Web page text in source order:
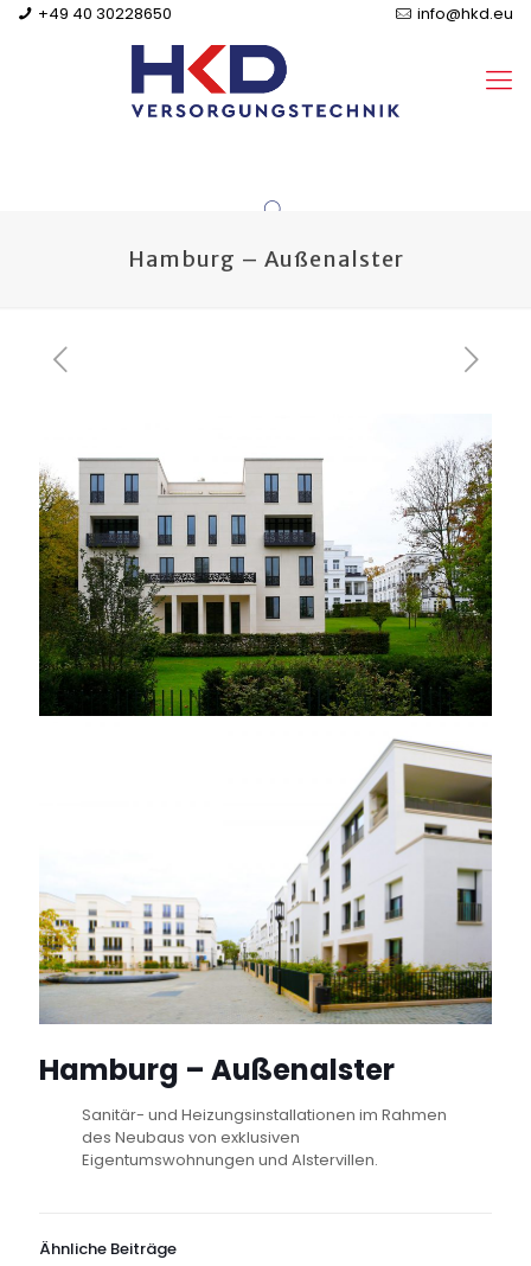
+49 40 30228650 info@hkd.eu
Hamburg – Außenalster
Hamburg – Außenalster
Sanitär- und Heizungsinstallationen im Rahmen
des Neubaus von exklusiven
Eigentumswohnungen und Alstervillen.
Ähnliche Beiträge